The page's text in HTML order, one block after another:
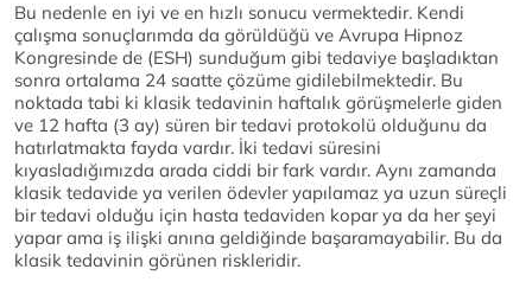
Bu nedenle en iyi ve en hızlı sonucu vermektedir. Kendi
çalışma sonuçlarımda da görüldüğü ve Avrupa Hipnoz
Kongresinde de (ESH) sunduğum gibi tedaviye başladıktan
sonra ortalama 24 saatte çözüme gidilebilmektedir. Bu
noktada tabi ki klasik tedavinin haftalık görüşmelerle giden
ve 12 hafta (3 ay) süren bir tedavi protokolü olduğunu da
hatırlatmakta fayda vardır. İki tedavi süresini
kıyasladığımızda arada ciddi bir fark vardır. Aynı zamanda
klasik tedavide ya verilen ödevler yapılamaz ya uzun süreçli
bir tedavi olduğu için hasta tedaviden kopar ya da her şeyi
yapar ama iş ilişki anına geldiğinde başaramayabilir. Bu da
klasik tedavinin görünen riskleridir.